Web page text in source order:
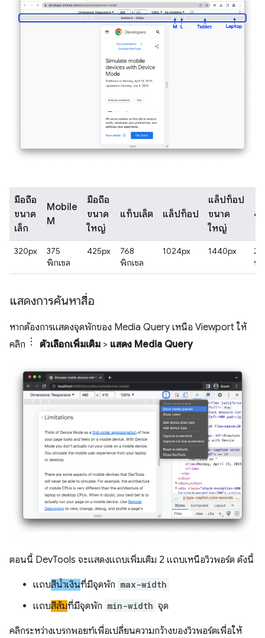
มือถือ
ขนาด
เล็ก
Mobile
M
มือถือ
ขนาด
ใหญ่
แท็บเล็ต แล็ปท็อป
แล็ปท็อป
ขนาด
ใหญ่
4K
320px
375
พิกเซล
425px
768
พิกเซล
1024px 1440px
พิก
แสดงการค้นหาสื่อ
หากต้องการแสดงจุดพักของ Media Query เหนือ Viewport ให้
คลิก
ตัวเลือกเพิ่มเติม > แสดง Media Query
ตอนนี้ DevTools จะแสดงแถบเพิ่มเติม 2 แถบเหนือวิวพอร์ต ดังนี้
แถบสีน้ำเงินที่มีจุดพัก max-width
แถบสีส้มที่มีจุดพัก min-width จุด
คลิกระหว่างเบรกพอยท์เพื่อเปลี่ยนความกว้างของวิวพอร์ตเพื่อให้